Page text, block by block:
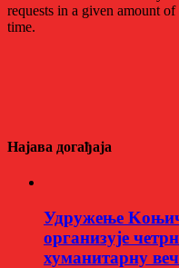
Најава догађаја
Удружење
организује
хуманитарну